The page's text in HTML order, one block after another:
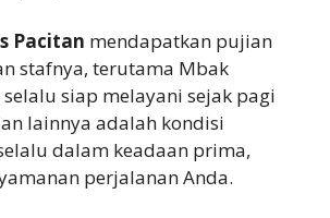
Pacitan mendapatkan pujian
stafnya, terutama Mbak
siap melayani sejak pagi
lainnya adalah kondisi
dalam keadaan prima,
perjalanan Anda.